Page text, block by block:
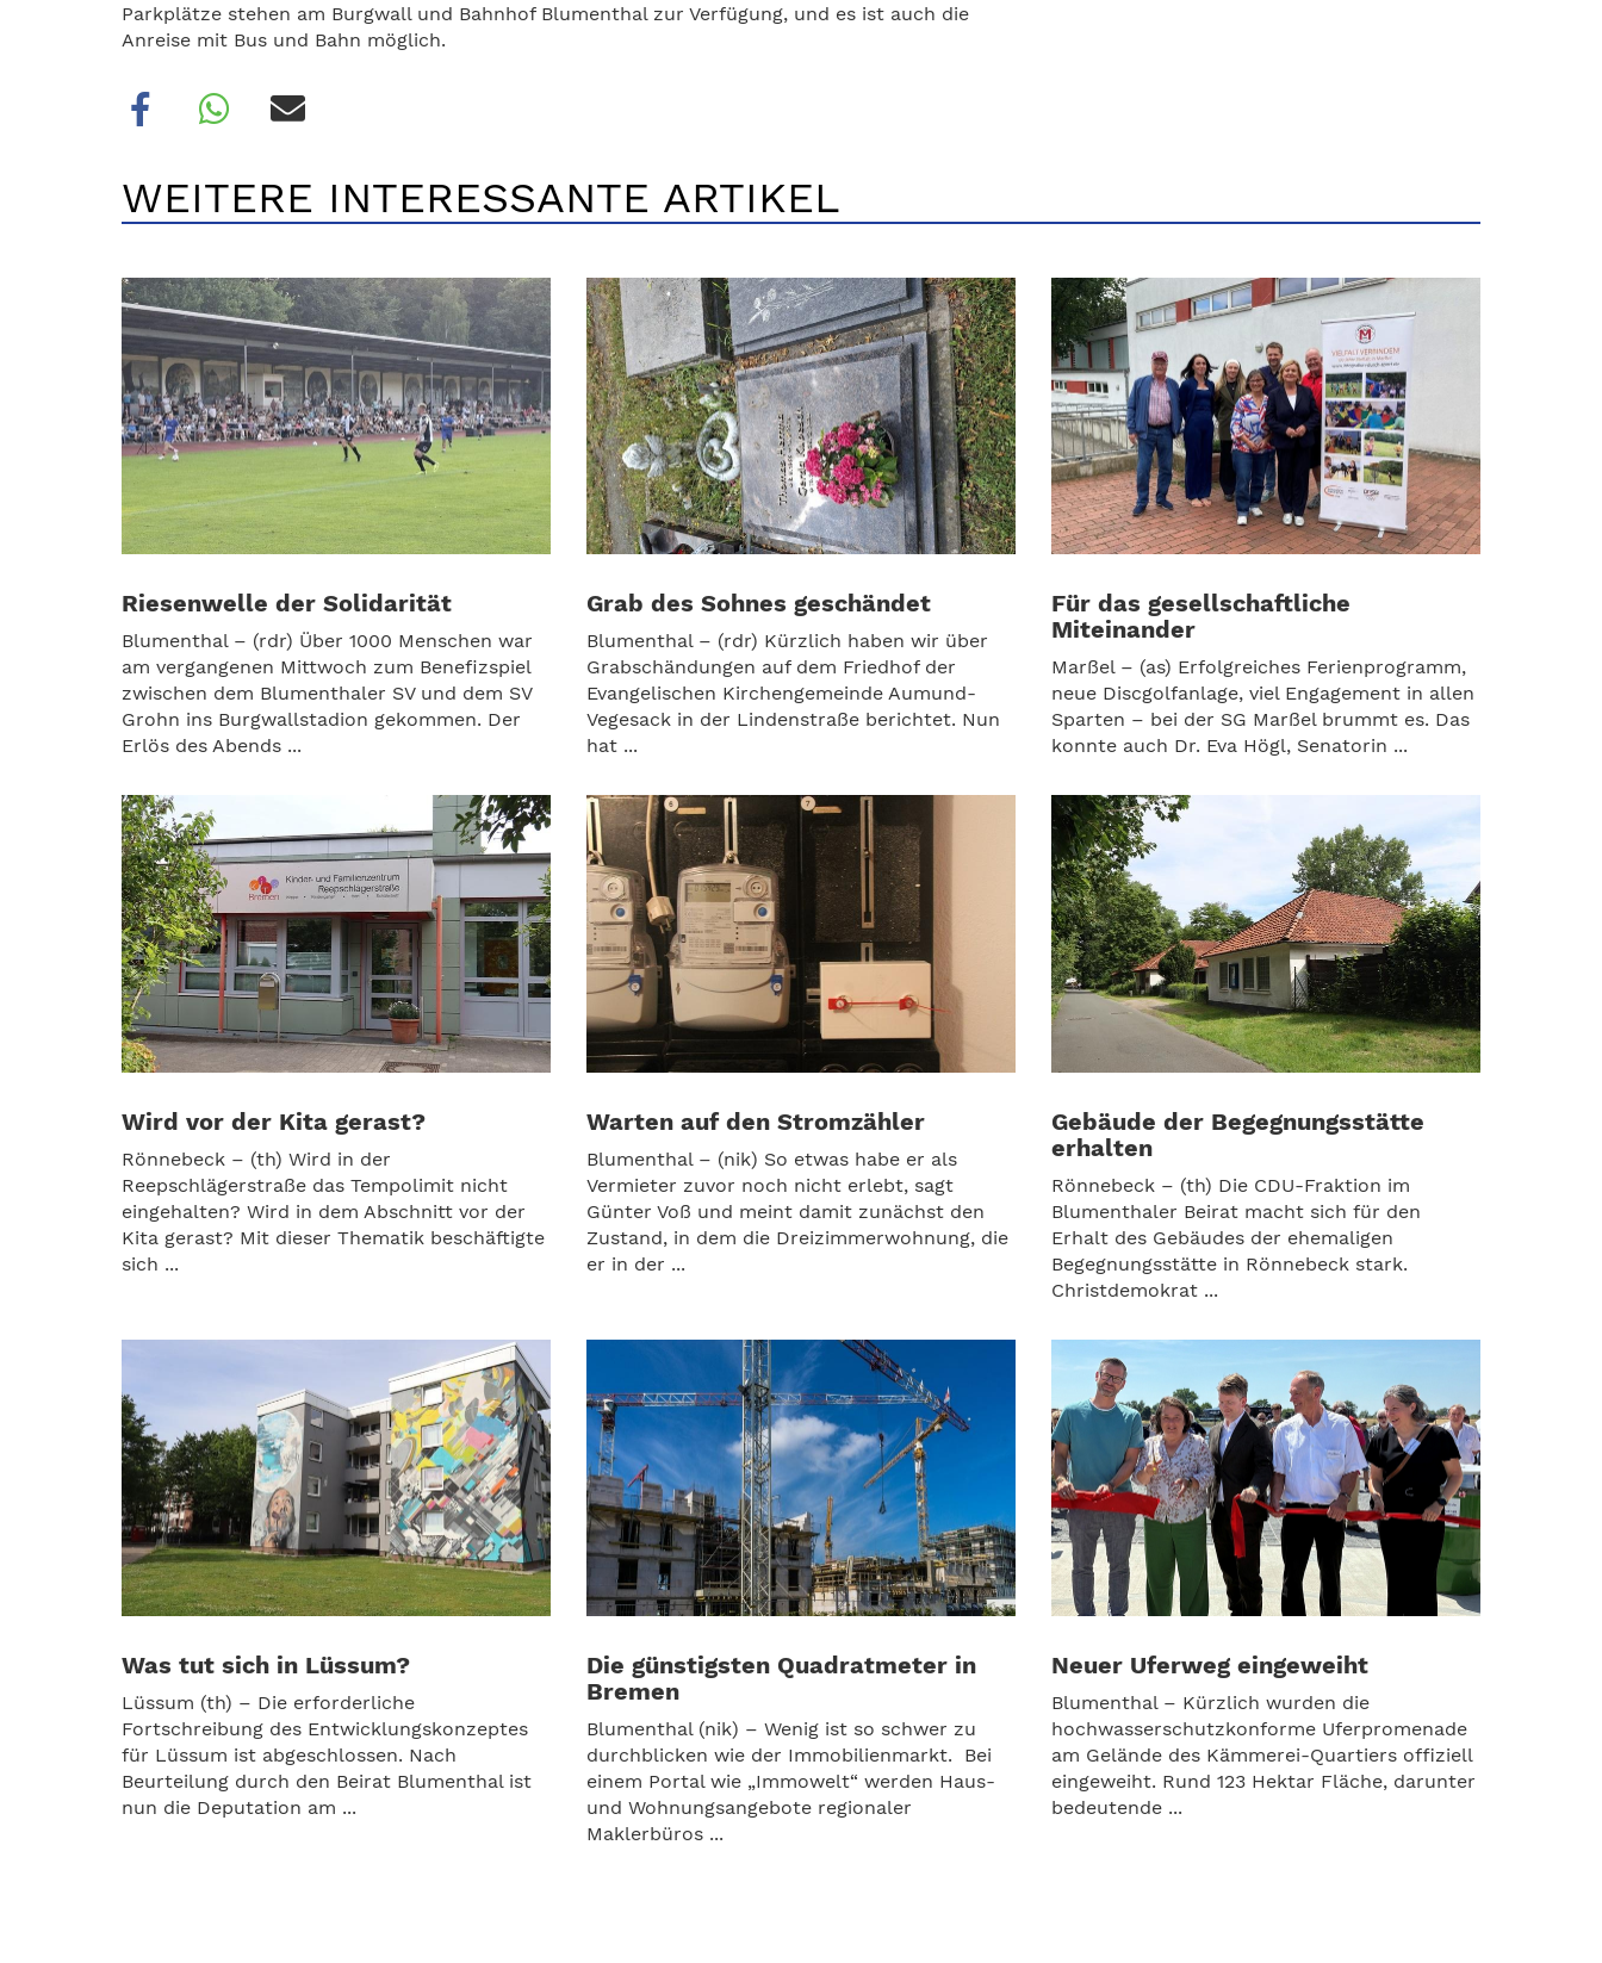
Parkplätze stehen am Burgwall und Bahnhof Blumenthal zur Verfügung, und es ist auch die
Anreise mit Bus und Bahn möglich.
WEITERE INTERESSANTE ARTIKEL
Riesenwelle der Solidarität
Blumenthal – (rdr) Über 1000 Menschen war
am vergangenen Mittwoch zum Benefizspiel
zwischen dem Blumenthaler SV und dem SV
Grohn ins Burgwallstadion gekommen. Der
Erlös des Abends ...
Grab des Sohnes geschändet
Blumenthal – (rdr) Kürzlich haben wir über
Grabschändungen auf dem Friedhof der
Evangelischen Kirchengemeinde Aumund-
Vegesack in der Lindenstraße berichtet. Nun
hat ...
Für das gesellschaftliche
Miteinander
Marßel – (as) Erfolgreiches Ferienprogramm,
neue Discgolfanlage, viel Engagement in allen
Sparten – bei der SG Marßel brummt es. Das
konnte auch Dr. Eva Högl, Senatorin ...
Wird vor der Kita gerast?
Rönnebeck – (th) Wird in der
Reepschlägerstraße das Tempolimit nicht
eingehalten? Wird in dem Abschnitt vor der
Kita gerast? Mit dieser Thematik beschäftigte
sich ...
Warten auf den Stromzähler
Blumenthal – (nik) So etwas habe er als
Vermieter zuvor noch nicht erlebt, sagt
Günter Voß und meint damit zunächst den
Zustand, in dem die Dreizimmerwohnung, die
er in der ...
Gebäude der Begegnungsstätte
erhalten
Rönnebeck – (th) Die CDU-Fraktion im
Blumenthaler Beirat macht sich für den
Erhalt des Gebäudes der ehemaligen
Begegnungsstätte in Rönnebeck stark.
Christdemokrat ...
Was tut sich in Lüssum?
Lüssum (th) – Die erforderliche
Fortschreibung des Entwicklungskonzeptes
für Lüssum ist abgeschlossen. Nach
Beurteilung durch den Beirat Blumenthal ist
nun die Deputation am ...
Die günstigsten Quadratmeter in
Bremen
Blumenthal (nik) – Wenig ist so schwer zu
durchblicken wie der Immobilienmarkt. Bei
einem Portal wie „Immowelt“ werden Haus-
und Wohnungsangebote regionaler
Maklerbüros ...
Neuer Uferweg eingeweiht
Blumenthal – Kürzlich wurden die
hochwasserschutzkonforme Uferpromenade
am Gelände des Kämmerei-Quartiers offiziell
eingeweiht. Rund 123 Hektar Fläche, darunter
bedeutende ...